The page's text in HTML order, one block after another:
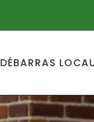
DÉBARRAS